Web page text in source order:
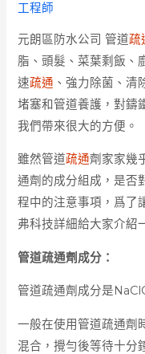
工程師
元朗區防水公司管道疏
脂、頭髮、菜葉剩飯、
速疏通 、強力除菌、清
堵塞和管道養護，對鑄
我們帶來很大的方便。
雖然管道疏通劑家家幾
通劑的成分組成，是否
程中的注意事項，爲了
弗科技詳細給大家介紹
管道疏通劑成分：
管道疏通劑成分是
一般在使用管道疏通
混合，攪勻後等待十分